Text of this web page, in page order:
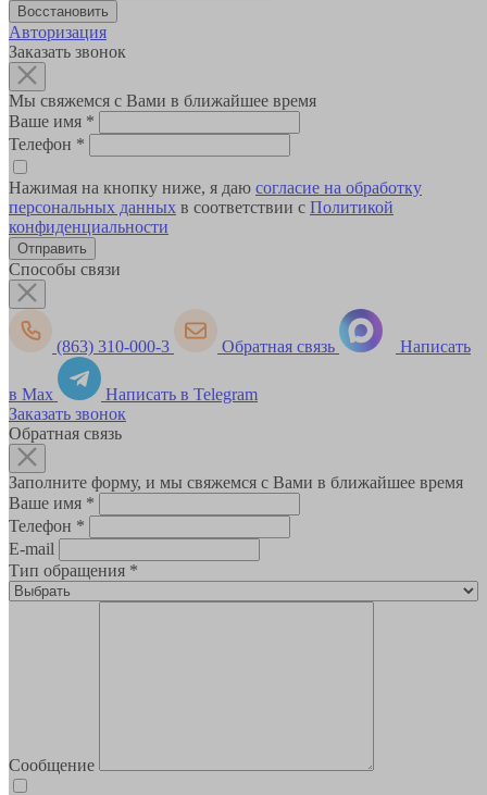
Авторизация
Заказать звонок
Мы свяжемся с Вами в ближайшее время
Ваше имя *
Телефон *
Нажимая на кнопку ниже, я даю согласие на обработку
персональных данных в соответствии с Политикой
конфиденциальности
Способы связи
(863) 310-000-3 Обратная связь Написать
в Max
Написать в Telegram
Заказать звонок
Обратная связь
Заполните форму, и мы свяжемся с Вами в ближайшее время
Ваше имя *
Телефон *
E-mail
Тип обращения *
Сообщение